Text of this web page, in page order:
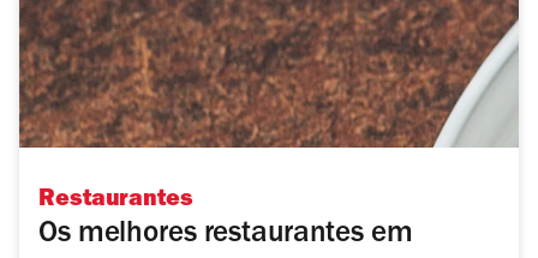
Restaurantes
Os melhores restaurantes em